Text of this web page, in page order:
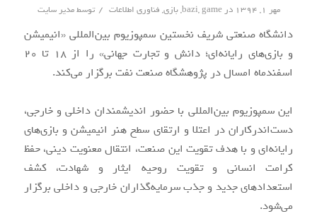
مهر ۱, ۱۳۹۴ در bazi,game
,بازی, فناوری اطلاعات / توسطمدیر سایت
دانشگاه صنعتی شریف نخستین سمپوزیوم بین‌المللی «انیمیشن
و بازی‌های رایانه‌ای؛ دانش و تجارت جهانی» را از 18 تا 20
اسفندماه امسال در پژوهشگاه صنعت نفت برگزار می‌کند.
این سمپوزیوم بین‌المللی با حضور اندیشمندان داخلی و خارجی،
دست‌اندرکاران در اعتلا و ارتقای سطح هنر انیمیشن و بازی‌های
رایانه‌ای و با هدف تقویت این صنعت، انتقال معنویت دینی، حفظ
کرامت انسانی و تقویت روحیه ایثار و شهادت، کشف
استعدادهای جدید و جذب سرمایه‌گذاران خارجی و داخلی برگزار
می‌شود.